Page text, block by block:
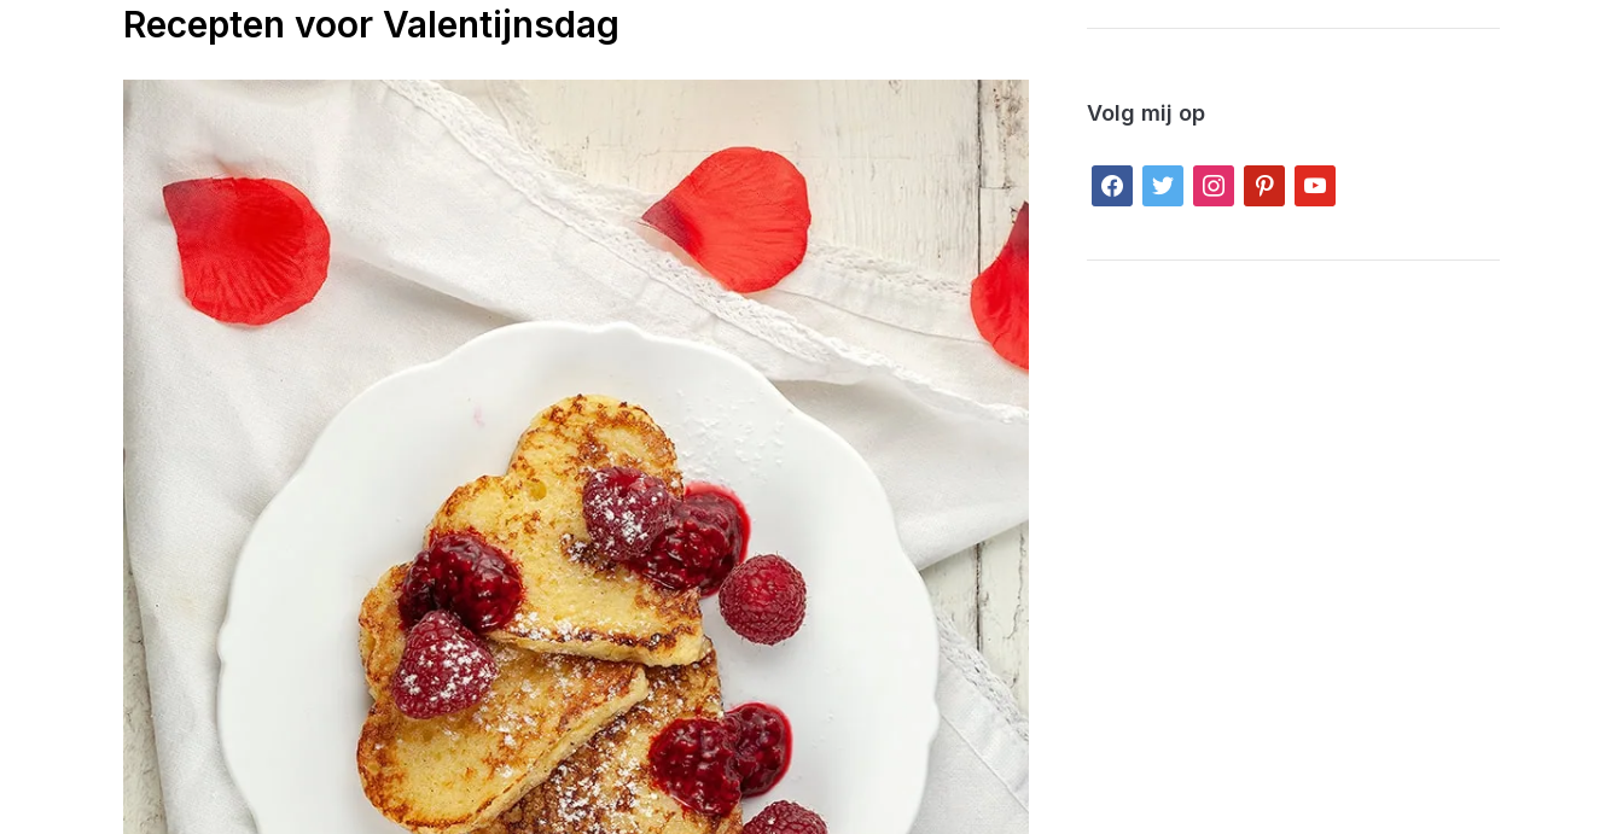
Recepten voor Valentijnsdag
Volg mij op
facebook
twitter instagrampinterestyoutube